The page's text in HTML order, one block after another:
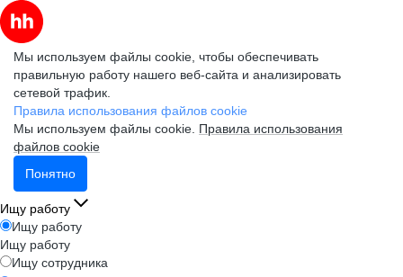
Мы используем файлы cookie, чтобы обеспечивать
правильную работу нашего веб-сайта и анализировать
сетевой трафик.
Правила использования файлов cookie
Мы используем файлы cookie. Правила использования
файлов cookie
Понятно
Ищу работу
Ищу работу
Ищу работу
Ищу сотрудника